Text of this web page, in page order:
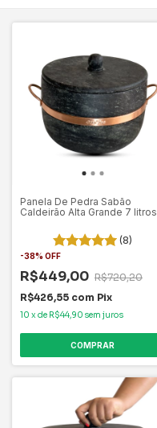
Panela De Pedra Sabão
Caldeirão Alta Grande 7 litros
(8)
-38% OFF
R$449,00 R$720,20
R$426,55 com Pix
10 x de R$44,90 sem juros
COMPRAR